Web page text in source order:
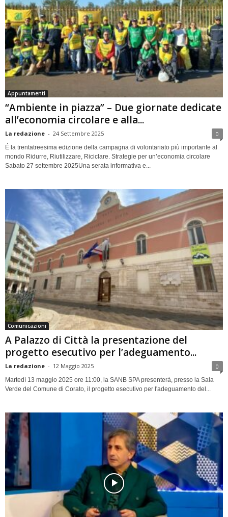
Appuntamenti
“Ambiente in piazza” – Due giornate dedicate
all’economia circolare e alla...
La redazione - 24 Settembre 2025 0
É la trentatreesima edizione della campagna di volontariato più importante al
mondo Ridurre, Riutilizzare, Riciclare. Strategie per un’economia circolare
Sabato 27 settembre 2025Una serata informativa e...
Comunicazioni
A Palazzo di Città la presentazione del
progetto esecutivo per l’adeguamento...
La redazione - 12 Maggio 2025 0
Martedì 13 maggio 2025 ore 11:00, la SANB SPA presenterà, presso la Sala
Verde del Comune di Corato, il progetto esecutivo per l'adeguamento del...